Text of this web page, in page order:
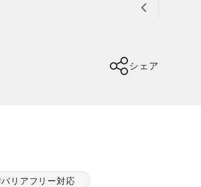
シェア
バリアフリー対応